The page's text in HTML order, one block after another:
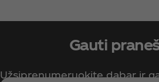
Gauti
Užsiprenumeruokite dabar ir